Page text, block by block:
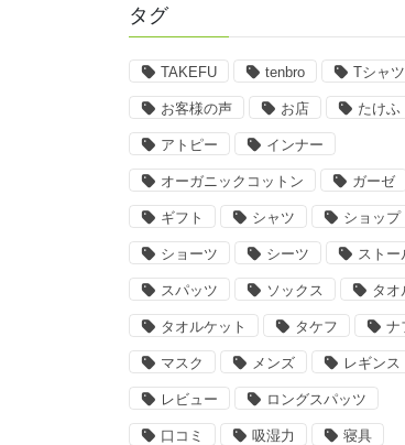
タグ
TAKEFU tenbro Tシャツ
お客様の声 お店 たけふ
アトピー インナー
オーガニックコットン ガーゼ
ギフト シャツ ショップ
ショーツ シーツ ストー
スパッツ ソックス タオ
タオルケット タケフ ナ
マスク メンズ レギンス
レビュー ロングスパッツ
口コミ 吸湿力 寝具